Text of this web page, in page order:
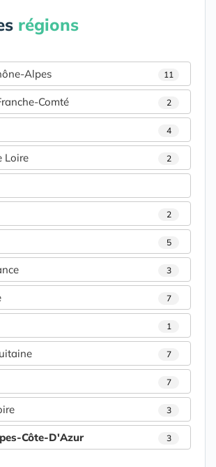
régions
Alpes 11
Comté 2
4
Loire 2
2
5
3
7
1
7
7
3
Côte-D'Azur 3